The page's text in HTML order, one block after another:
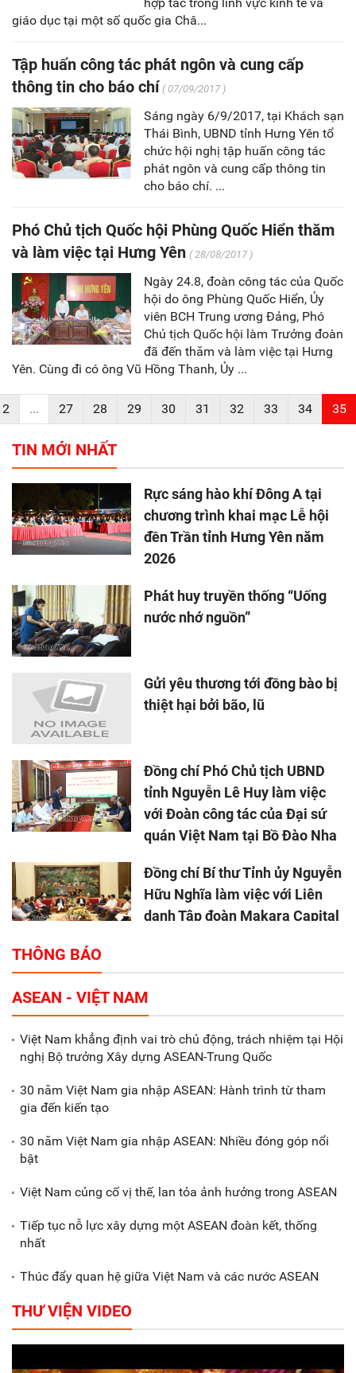
giáo dục tại một số quốc gia Châ...
Tập huấn công tác phát ngôn và cung cấp
thông tin cho báo chí ( 07/09/2017 )
Sáng ngày 6/9/2017, tại Khách sạn
Thái Bình, UBND tỉnh Hưng Yên tổ
chức hội nghị tập huấn công tác
phát ngôn và cung cấp thông tin
cho báo chí. ...
Phó Chủ tịch Quốc hội Phùng Quốc Hiển thăm
và làm việc tại Hưng Yên ( 28/08/2017 )
Ngày 24.8, đoàn công tác của Quốc
hội do ông Phùng Quốc Hiển, Ủy
viên BCH Trung ương Đảng, Phó
Chủ tịch Quốc hội làm Trưởng đoàn
đã đến thăm và làm việc tại Hưng
Yên. Cùng đi có ông Vũ Hồng Thanh, Ủy ...
2 ... 27 28 29 30 31 32 33 34 35
TIN MỚI NHẤT
Rực sáng hào khí Đông A tại
chương trình khai mạc Lễ hội
đền Trần tỉnh Hưng Yên năm
2026
Phát huy truyền thống “Uống
nước nhớ nguồn”
Gửi yêu thương tới đồng bào bị
thiệt hại bởi bão, lũ
Đồng chí Phó Chủ tịch UBND
tỉnh Nguyễn Lê Huy làm việc
với Đoàn công tác của Đại sứ
quán Việt Nam tại Bồ Đào Nha
Đồng chí Bí thư Tỉnh ủy Nguyễn
Hữu Nghĩa làm việc với Liên
danh Tập đoàn Makara Capital
Tổng thu ngân sách nhà nước 9
tháng đầu năm 2025 đạt trên
70.600 tỷ đồng
Xã Nam Đông Hưng: Gặp mặt,
biểu dương các doanh nghiệp,
Gắn sản xuất với phát triển văn
THÔNG BÁO
ASEAN - VIỆT NAM
Việt Nam khẳng định vai trò chủ động, trách nhiệm tại Hội
nghị Bộ trưởng Xây dựng ASEAN-Trung Quốc
30 năm Việt Nam gia nhập ASEAN: Hành trình từ tham
gia đến kiến tạo
30 năm Việt Nam gia nhập ASEAN: Nhiều đóng góp nổi
bật
Việt Nam củng cố vị thế, lan tỏa ảnh hưởng trong ASEAN
Tiếp tục nỗ lực xây dựng một ASEAN đoàn kết, thống
nhất
Thúc đẩy quan hệ giữa Việt Nam và các nước ASEAN
THƯ VIỆN VIDEO